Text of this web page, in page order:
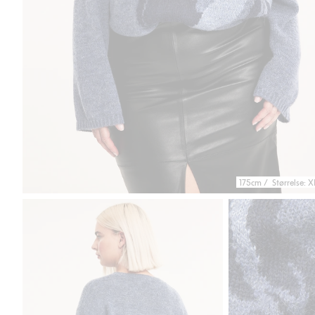
175cm / Størrelse: